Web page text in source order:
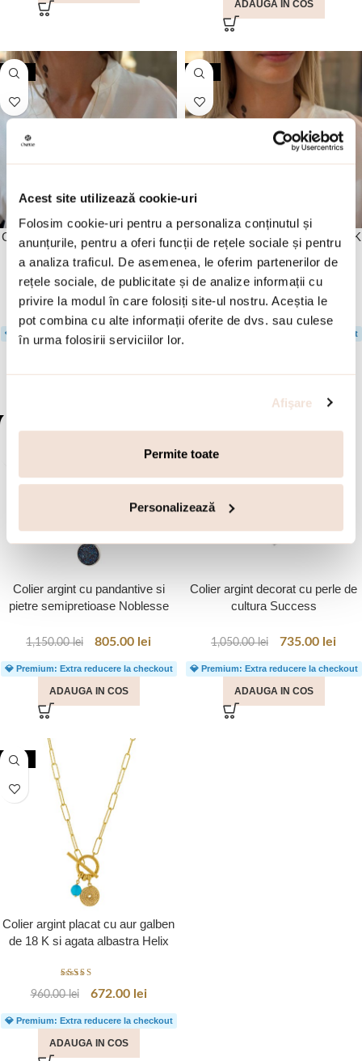
Acest site utilizează cookie-uri
Folosim cookie-uri pentru a personaliza conținutul și
anunțurile, pentru a oferi funcții de rețele sociale și pentru
a analiza traficul. De asemenea, le oferim partenerilor de
rețele sociale, de publicitate și de analize informații cu
privire la modul în care folosiți site-ul nostru. Aceștia le
pot combina cu alte informații oferite de dvs. sau culese
în urma folosirii serviciilor lor.
Afişare
Permite toate
Personalizează
ADAUGA IN COS
-30%
Colier argint placat cu aur de 18K
cu pandantiv si cristale caviar
verzi Noblesse
650.00 lei 455.00lei
💎 Premium: Extra reducere la checkout
-30%
Colier argint placat cu aur de 18K
cu pandantiv si cristale verzi
Noblesse
710.00lei 497.00 lei
💎 Premium: Extra reducere la checkout
Colier argint cu pandantive si
pietre semipretioase Noblesse
1,150.00lei 805.00 lei
💎 Premium: Extra reducere la checkout
ADAUGA IN COS
Colier argint decorat cu perle de
cultura Success
1,050.00lei 735.00 lei
💎 Premium: Extra reducere la checkout
ADAUGA IN COS
-30%
Colier argint placat cu aur galben
de 18 K si agata albastra Helix
960.00lei 672.00 lei
💎 Premium: Extra reducere la checkout
ADAUGA IN COS